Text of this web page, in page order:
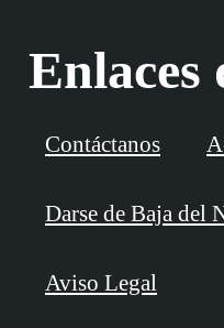
Contáctanos
Darse de Baja del
Aviso Legal